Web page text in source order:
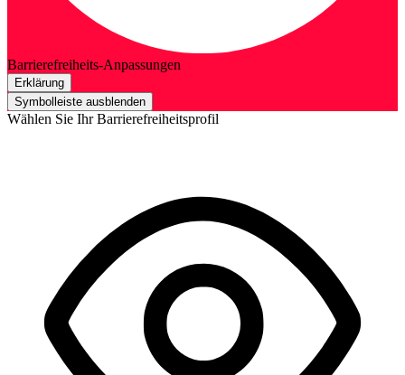
Barrierefreiheits-Anpassungen
Erklärung
Symbolleiste ausblenden
Wählen Sie Ihr Barrierefreiheitsprofil